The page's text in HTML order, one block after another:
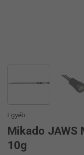
Egyéb
Mikado JAWS
10g